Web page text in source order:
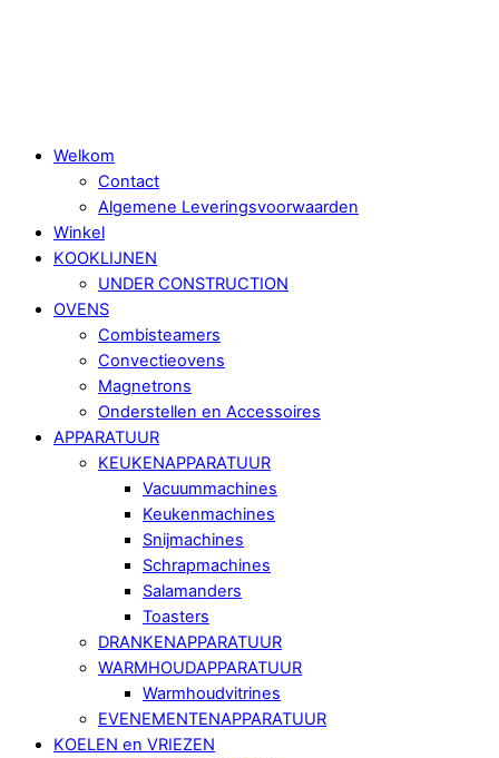
Welkom
Contact
Algemene Leveringsvoorwaarden
Winkel
KOOKLIJNEN
UNDER CONSTRUCTION
OVENS
Combisteamers
Convectieovens
Magnetrons
Onderstellen en Accessoires
APPARATUUR
KEUKENAPPARATUUR
Vacuummachines
Keukenmachines
Snijmachines
Schrapmachines
Salamanders
Toasters
DRANKENAPPARATUUR
WARMHOUDAPPARATUUR
Warmhoudvitrines
EVENEMENTENAPPARATUUR
KOELEN en VRIEZEN